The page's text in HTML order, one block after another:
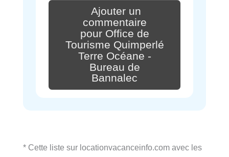
Ajouter un
commentaire
pour Office de
Tourisme Quimperlé
Terre Océane -
Bureau de
Bannalec
* Cette liste sur locationvacanceinfo.com avec les